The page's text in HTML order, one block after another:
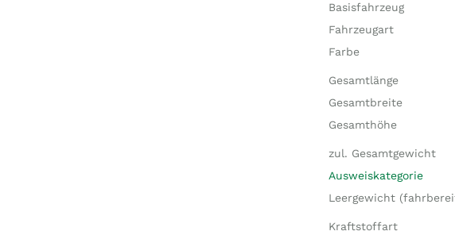
Basisfahrzeug
Fahrzeugart
Farbe
Gesamtlänge
Gesamtbreite
Gesamthöhe
zul. Gesamtgewicht
Ausweiskategorie
Leergewicht
Kraftstoffart